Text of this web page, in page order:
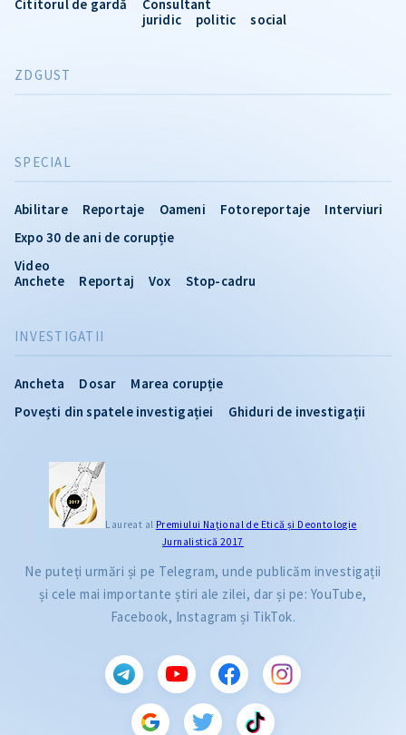
INVESTIGATII
Ancheta Dosar
Marea corupție
Povești din spatele investigației
Ghiduri de investigații
SPECIAL
Abilitare Reportaje Oameni Fotoreportaje
Interviuri
Expo 30 de ani de corupție
Video
Anchete
Reportaj Vox Stop-cadru
Cititorul de gardă
Consultant
juridic
politic social
ZDGUST
Laureat al Premiului Naţional de Etică și Deontologie
Jurnalistică 2017
Ne puteți urmări și pe Telegram, unde publicăm investigații
și cele mai importante știri ale zilei, dar și pe: YouTube,
Facebook, Instagram și TikTok.